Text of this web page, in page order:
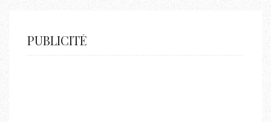
PUBLICITÉ